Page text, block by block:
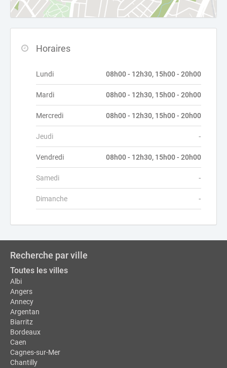
Horaires
Lundi 08h00 - 12h30, 15h00 - 20h00
Mardi 08h00 - 12h30, 15h00 - 20h00
Mercredi 08h00 - 12h30, 15h00 - 20h00
Jeudi -
Vendredi 08h00 - 12h30, 15h00 - 20h00
Samedi -
Dimanche -
Recherche par ville
Toutes les villes
Albi
Angers
Annecy
Argentan
Biarritz
Bordeaux
Caen
Cagnes-sur-Mer
Chantilly